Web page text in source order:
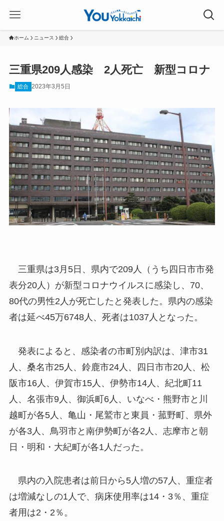
ホーム ニュース 総合
三重県209人感染 2人死亡 新型コロナ
総合 2023年3月5日
三重県は3月5日、県内で209人（うち四日市市発
表分20人）が新型コロナウイルスに感染し、70、
80代の男性2人が死亡したと発表した。県内の感染
者は延べ45万6748人、死者は1037人となった。
発表によると、感染者の市町別内訳は、津市31
人、桑名市25人、鈴鹿市24人、四日市市20人、松
阪市16人、伊賀市15人、伊勢市14人、紀北町11
人、名張市9人、御浜町6人、いなべ・熊野市と川
越町が各5人、亀山・尾鷲市と東員・菰野町、県外
が各3人、鳥羽市と南伊勢町が各2人、志摩市と朝
日・明和・大紀町が各1人だった。
県内の入院患者は前日から5人増の57人、重症者
は増減なしの1人で、病床使用率は14・3％、重症
者用は2・2％。